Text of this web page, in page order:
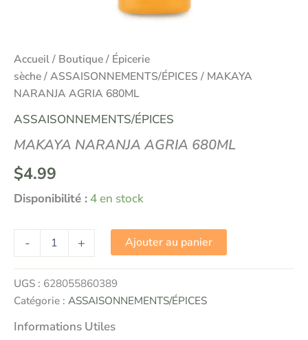
Accueil/ Boutique/ Épicerie
sèche/ASSAISONNEMENTS/ÉPICES / MAKAYA
NARANJA AGRIA 680ML
ASSAISONNEMENTS/ÉPICES
MAKAYA NARANJA AGRIA 680ML
$4.99
Disponibilité : 4 en stock
- + Ajouter au panier
UGS : 628055860389
Catégorie : ASSAISONNEMENTS/ÉPICES
Informations Utiles